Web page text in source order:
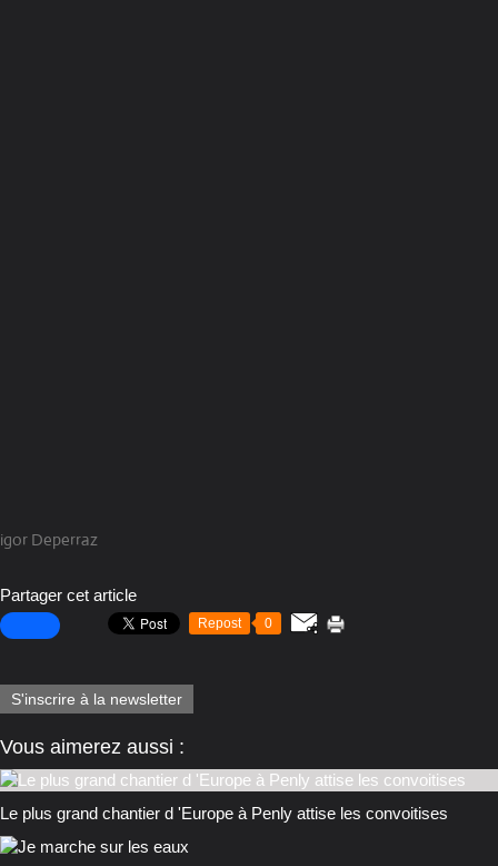
igor Deperraz
Partager cet article
Repost 0
S'inscrire à la newsletter
Vous aimerez aussi :
Le plus grand chantier d 'Europe à Penly attise les convoitises